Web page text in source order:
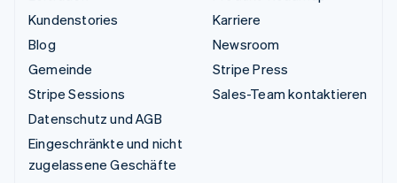
Kundenstories
Blog
Gemeinde
Stripe Sessions
Datenschutz und AGB
Eingeschränkte und nicht
zugelassene Geschäfte
Karriere
Newsroom
Stripe Press
Sales-Team kontaktieren